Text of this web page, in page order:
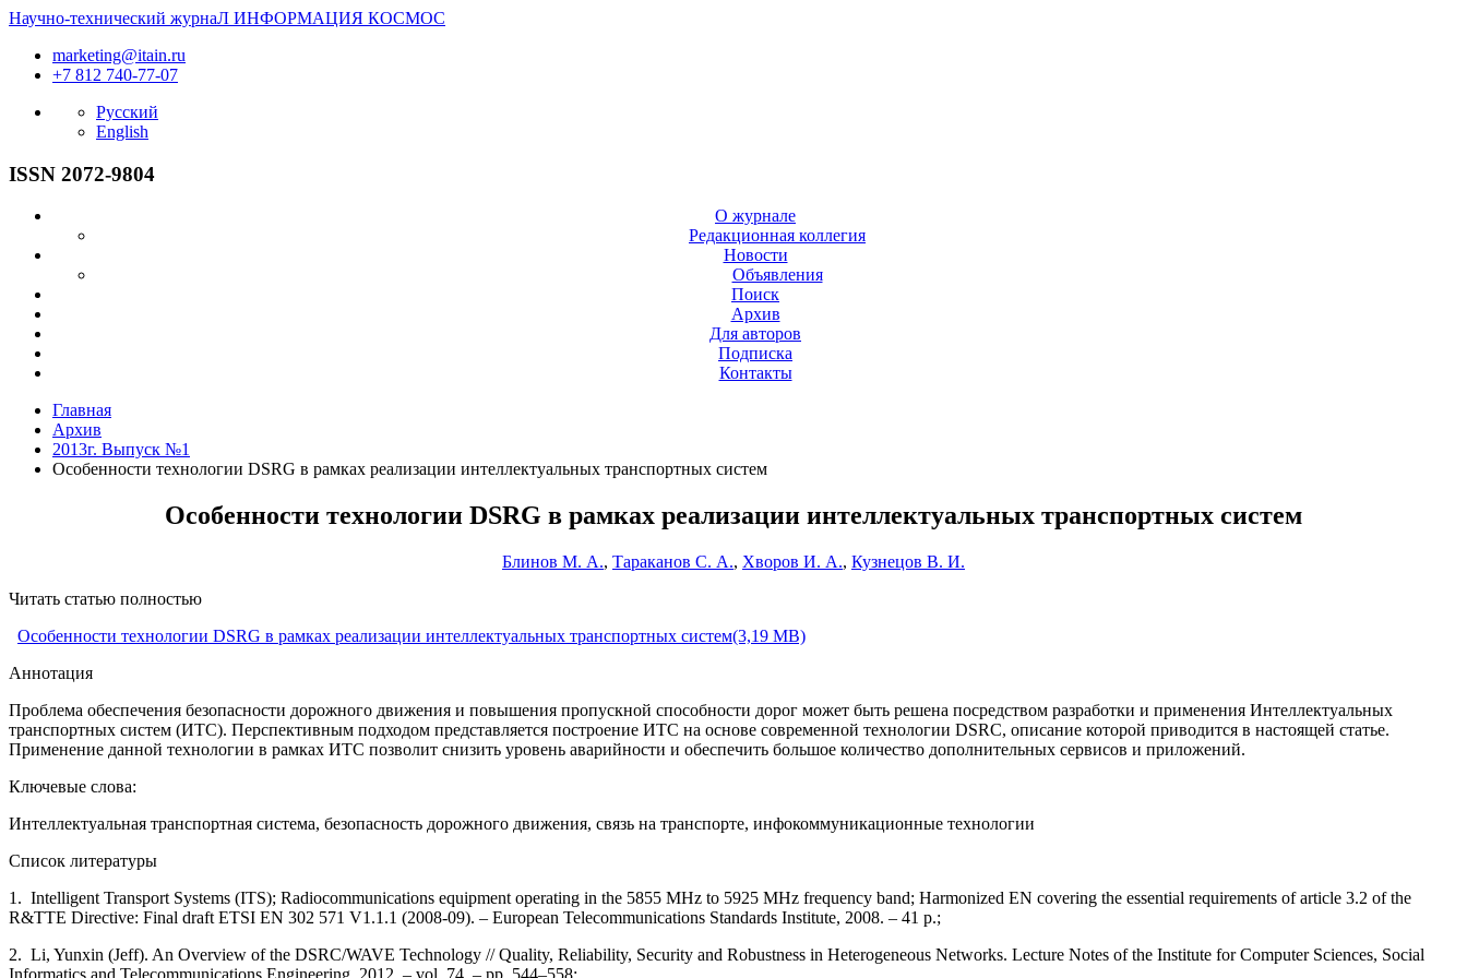
Научно-технический журнаЛ ИНФОРМАЦИЯ КОСМОС
marketing@itain.ru
+7 812 740-77-07
Русский
English
ISSN 2072-9804
О журнале
Редакционная коллегия
Новости
Объявления
Поиск
Архив
Для авторов
Подписка
Контакты
Главная
Архив
2013г. Выпуск №1
Особенности технологии DSRG в рамках реализации интеллектуальных транспортных систем
Особенности технологии DSRG в рамках реализации интеллектуальных транспортных систем
Блинов М. А., Тараканов С. А., Хворов И. А., Кузнецов В. И.
Читать статью полностью
Особенности технологии DSRG в рамках реализации интеллектуальных транспортных систем(3,19 MB)
Аннотация
Проблема обеспечения безопасности дорожного движения и повышения пропускной способности дорог может быть решена посредством разработки и применения Интеллектуальных
транспортных систем (ИТС). Перспективным подходом представляется построение ИТС на основе современной технологии DSRC, описание которой приводится в настоящей статье.
Применение данной технологии в рамках ИТС позволит снизить уровень аварийности и обеспечить большое количество дополнительных сервисов и приложений.
Ключевые слова:
Интеллектуальная транспортная система, безопасность дорожного движения, связь на транспорте, инфокоммуникационные технологии
Список литературы
1. Intelligent Transport Systems (ITS); Radiocommunications equipment operating in the 5855 MHz to 5925 MHz frequency band; Harmonized EN covering the essential requirements of article 3.2 of the
R&TTE Directive: Final draft ETSI EN 302 571 V1.1.1 (2008-09). – European Telecommunications Standards Institute, 2008. – 41 p.;
2. Li, Yunxin (Jeff). An Overview of the DSRC/WAVE Technology // Quality, Reliability, Security and Robustness in Heterogeneous Networks. Lecture Notes of the Institute for Computer Sciences, Social